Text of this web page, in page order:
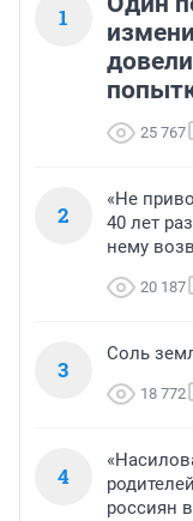
1
25 767
2
«Не
40 лет
нему
20 187
3
Соль
18 772
4
россиян